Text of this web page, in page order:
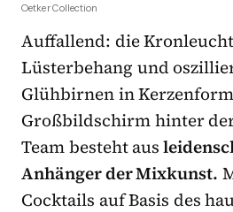
Oetker Collection
Auffallend: die
Lüsterbehang und
Glühbirnen in
Großbildschirm hinter der
Team besteht aus
Anhänger der Mixkunst.
Cocktails auf Basis des